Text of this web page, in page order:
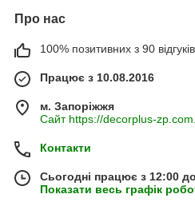
Про нас
100% позитивних з 90
Працює з 10.08.2016
м. Запоріжжя
Сайт https://decorplus-
Контакти
Сьогодні працює з 12:00
Показати весь графік